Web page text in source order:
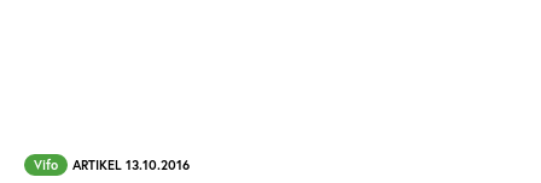
Vifo ARTIKEL 13.10.2016